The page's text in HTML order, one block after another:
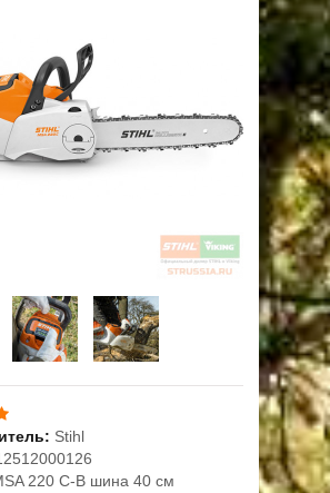
И СЕРВИС
СОГЛАШЕНИЕ
Stihl
220 C-B шина 40 см